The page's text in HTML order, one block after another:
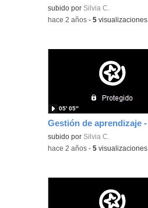
subido por Silvia C.
-hace 2 años -5 visualizaciones
subido por Silvia C.
05′ 05″
-hace 2 años -5 visualizaciones